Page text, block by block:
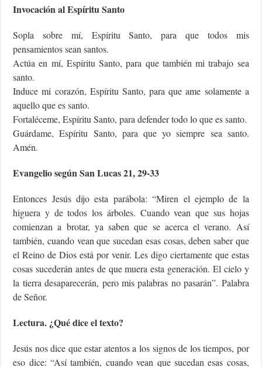
Invocación al Espíritu Santo
Sopla sobre mí, Espíritu Santo, para que todos mis
pensamientos sean santos.
Actúa en mí, Espíritu Santo, para que también mi trabajo sea
santo.
Induce mi corazón, Espíritu Santo, para que ame solamente a
aquello que es santo.
Fortaléceme, Espíritu Santo, para defender todo lo que es santo.
Guárdame, Espíritu Santo, para que yo siempre sea santo.
Amén.
Evangelio según San Lucas 21, 29-33
Entonces Jesús dijo esta parábola: “Miren el ejemplo de la
higuera y de todos los árboles. Cuando vean que sus hojas
comienzan a brotar, ya saben que se acerca el verano. Así
también, cuando vean que sucedan esas cosas, deben saber que
el Reino de Dios está por venir. Les digo ciertamente que estas
cosas sucederán antes de que muera esta generación. El cielo y
la tierra desaparecerán, pero mis palabras no pasarán”. Palabra
de Señor.
Lectura. ¿Qué dice el texto?
Jesús nos dice que estar atentos a los signos de los tiempos, por
eso dice: “Así también, cuando vean que sucedan esas cosas,